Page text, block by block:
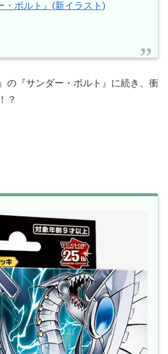
・ボルト』(新イラスト)
の『サンダー・ボルト』に続き、衝
？